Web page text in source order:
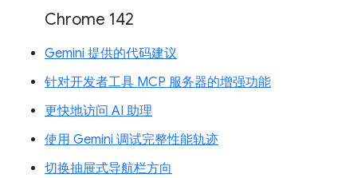
Chrome 142
Gemini 提供的代码建议
针对开发者工具 MCP 服务器的增强功能
更快地访问 AI 助理
使用 Gemini 调试完整性能轨迹
切换抽屉式导航栏方向